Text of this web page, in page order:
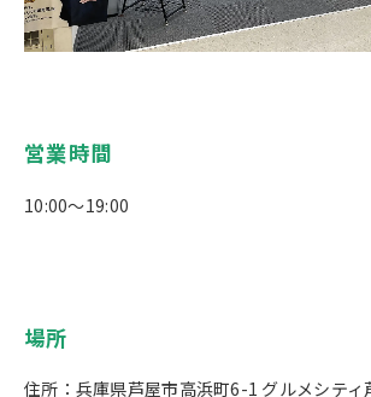
営業時間
10:00～19:00
場所
住所：兵庫県芦屋市高浜町6-1 グルメシティ